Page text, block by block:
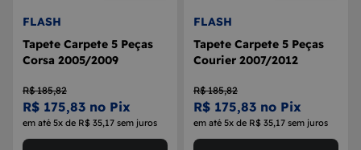
FLASH
Tapete Carpete 5 Peças
Corsa 2005/2009
R$ 185,82
R$ 175,83 no Pix
em até 5x de R$ 35,17 sem juros
FLASH
Tapete Carpete 5 Peças
Courier 2007/2012
R$ 185,82
R$ 175,83 no Pix
em até 5x de R$ 35,17 sem juros